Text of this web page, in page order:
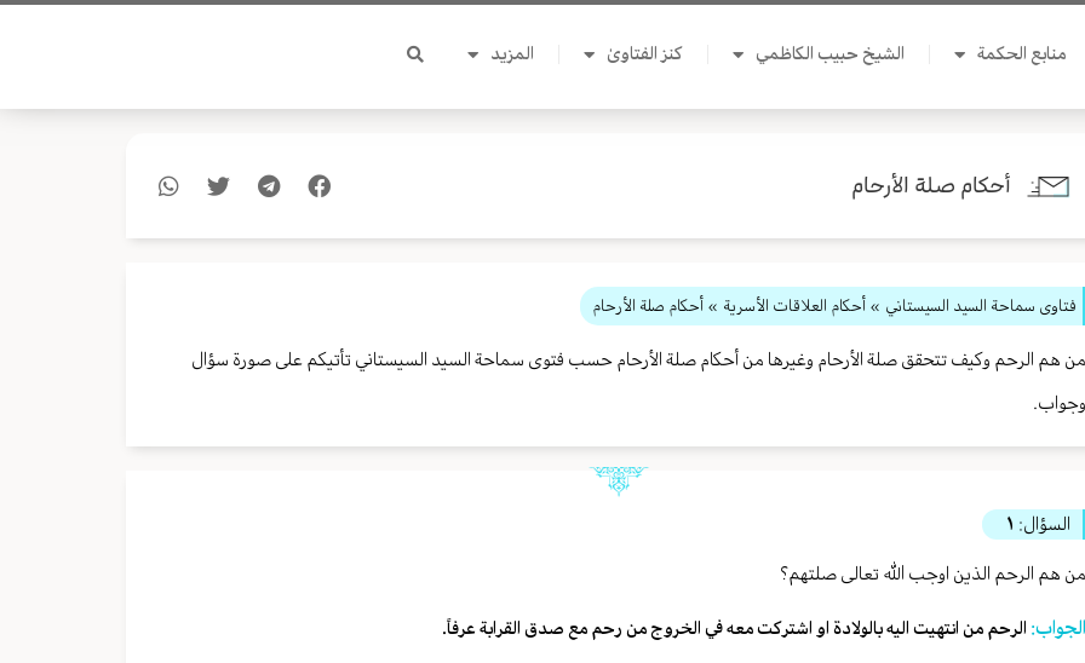
منابع الحكمة الشيخ حبيب الكاظمي كنز الفتاوىٰ المزيد
أحكام صلة الأرحام
فتاوى سماحة السيد السيستاني » أحكام العلاقات الأسرية » أحكام صلة الأرحام
من هم الرحم وكيف تتحقق صلة الأرحام وغيرها من أحكام صلة الأرحام حسب فتوى سماحة السيد السيستاني تأتيكم على صورة سؤال
وجواب.
السؤال: ١
من هم الرحم الذين اوجب الله تعالى صلتهم؟
الجواب: الرحم من انتهيت اليه بالولادة او اشتركت معه في الخروج من رحم مع صدق القرابة عرفاً.